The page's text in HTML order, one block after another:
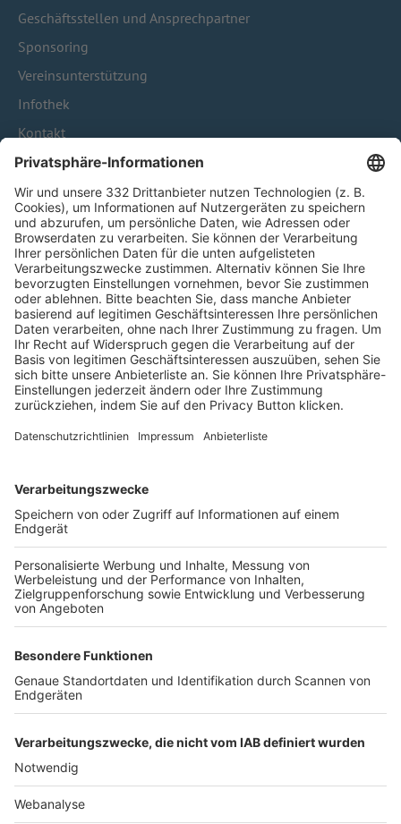
Geschäftsstellen und Ansprechpartner
Sponsoring
Vereinsunterstützung
Infothek
Kontakt
HÄUFIG BESUCHTE SEITEN
Pässe und Vereinswechsel
Trainerausbildung
Schulungsangebot Vereinsmitarbeiter
BFV-Geschäftsstellen
Trainerbörse
Login SpielPlus
FOLGE DEM BFV
TOP-VEREINE
TOP-PARTNER